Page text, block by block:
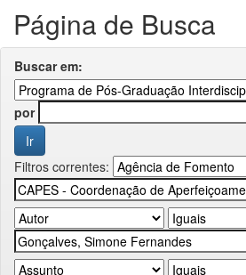
Página de Busca
Buscar em:
por
Filtros correntes: